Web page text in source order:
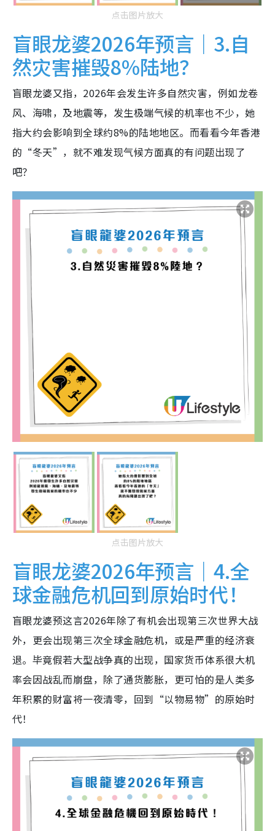
点击图片放大
盲眼龙婆2026年预言｜3.自
然灾害摧毁8%陆地？
盲眼龙婆又指，2026年会发生许多自然灾害，例如龙卷
风、海啸，及地震等，发生极端气候的机率也不少，她
指大约会影响到全球约8%的陆地地区。而看看今年香港
的“冬天”，就不难发现气候方面真的有问题出现了
吧？
点击图片放大
盲眼龙婆2026年预言｜4.全
球金融危机回到原始时代！
盲眼龙婆预这言2026年除了有机会出现第三次世界大战
外，更会出现第三次全球金融危机，或是严重的经济衰
退。毕竟假若大型战争真的出现，国家货币体系很大机
率会因战乱而崩盘，除了通货膨胀，更可怕的是人类多
年积累的财富将一夜清零，回到“以物易物”的原始时
代！